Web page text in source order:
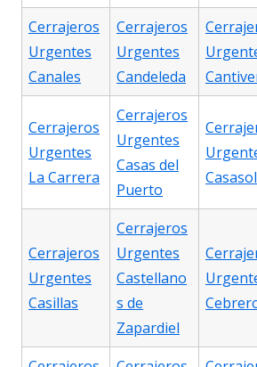
Cerrajeros
Urgentes
Canales
Cerrajeros
Urgentes
Candeleda
Cerrajeros
Urgentes
La Carrera
Cerrajeros
Urgentes
Casas del
Puerto
Cerrajeros
Urgentes
Casillas
Cerrajeros
Urgentes
Castellano
s de
Zapardiel